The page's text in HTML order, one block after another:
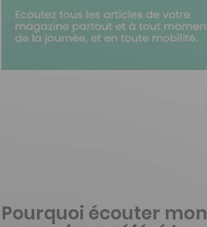
Pourquoi écouter mon